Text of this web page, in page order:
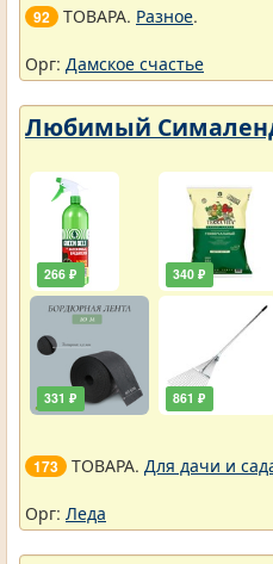
92 ТОВАРА. Разное.
Орг: Дамское счастье
Любимый Сималенд
266 ₽
331 ₽
340 ₽
861 ₽
173 ТОВАРА. Для дачи и
Орг: Леда